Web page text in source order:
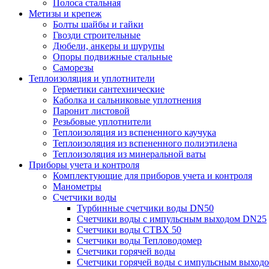
Полоса стальная
Метизы и крепеж
Болты шайбы и гайки
Гвозди строительные
Дюбели, анкеры и шурупы
Опоры подвижные стальные
Саморезы
Теплоизоляция и уплотнители
Герметики сантехнические
Каболка и сальниковые уплотнения
Паронит листовой
Резьбовые уплотнители
Теплоизоляция из вспененного каучука
Теплоизоляция из вспененного полиэтилена
Теплоизоляция из минеральной ваты
Приборы учета и контроля
Комплектующие для приборов учета и контроля
Манометры
Счетчики воды
Турбинные счетчики воды DN50
Счетчики воды с импульсным выходом DN25
Счетчики воды СТВХ 50
Счетчики воды Тепловодомер
Счетчики горячей воды
Счетчики горячей воды с импульсным